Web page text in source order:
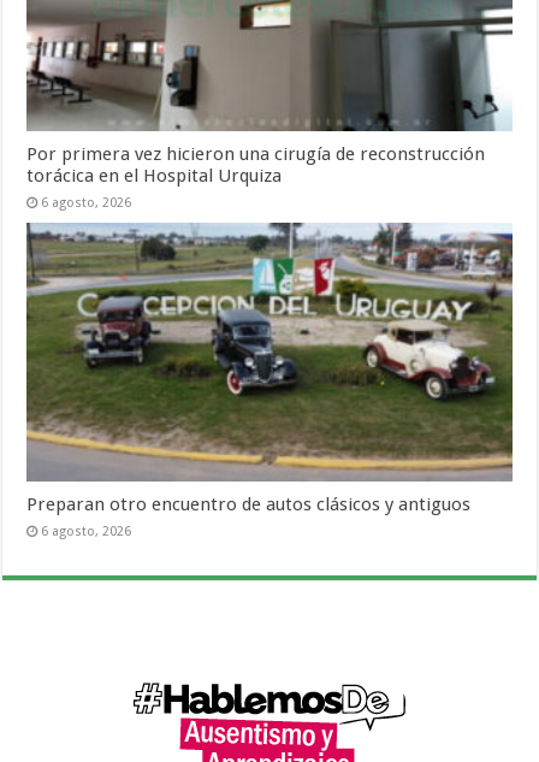
Por primera vez hicieron una cirugía de reconstrucción
torácica en el Hospital Urquiza
6 agosto, 2026
Preparan otro encuentro de autos clásicos y antiguos
6 agosto, 2026